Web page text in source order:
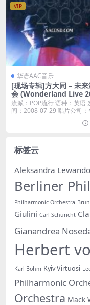
VIP
华语AAC音乐
[现场专辑]方大同 – 未
会 (Wonderland Live
[iTunes Plus M4A]
流派：POP流行 语种：英语
间：2008-07-29 唱片公司：
标签云
Aleksandra
Berliner
Philharmonic Orchestra
Giulini Carl Schuricht
Gianandrea
Herbert
Karl Bohm Kyiv Virtuosi
Philharmonic
Orchestra Mack